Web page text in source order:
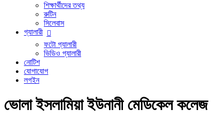
শিক্ষার্থীদের তথ্য
রুটিন
সিলেবাস
গ্যালারী
ফটো গ্যালারী
ভিডিও গ্যালারী
নোটিশ
যোগাযোগ
লগইন
ভোলা ইসলামিয়া ইউনানী মেডিকেল কলেজ